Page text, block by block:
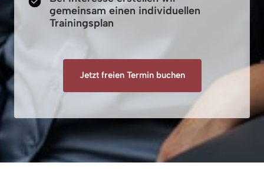
gemeinsam einen individuellen
Trainingsplan
Jetzt freien Termin buchen